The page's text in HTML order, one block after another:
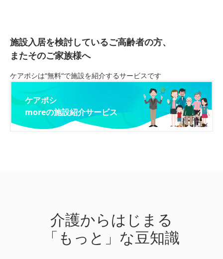
施設入居を検討しているご高齢者の方、
またそのご家族様へ
ケアポシは“無料“で施設を紹介するサービスです
ケアポシ
moreの施設紹介サービス
介護からはじまる
「もっと」な豆知識